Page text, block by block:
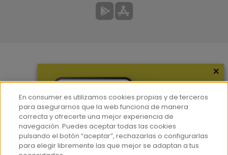
Hemeroteca
Contacto
Prensa
×
En consumer.es utilizamos cookies propias y de terceros
para asegurarnos que la web funciona de manera
correcta y ofrecerte una mejor experiencia de
navegación. Puedes aceptar todas las cookies
pulsando el botón “aceptar”, rechazarlas o configurarlas
para elegir libremente las que mejor se adaptan a tus